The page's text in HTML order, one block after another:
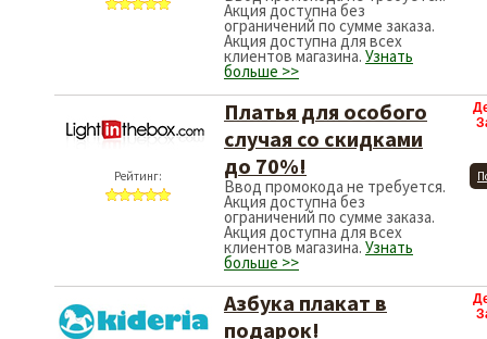
Акция доступна без
ограничений по сумме заказа.
Акция доступна для всех
клиентов магазина. Узнать
больше >>
Рейтинг:
Платья для особого
случая со скидками
до 70%!
Ввод промокода не требуется.
Акция доступна без
ограничений по сумме заказа.
Акция доступна для всех
клиентов магазина. Узнать
больше >>
Азбука плакат в
подарок!